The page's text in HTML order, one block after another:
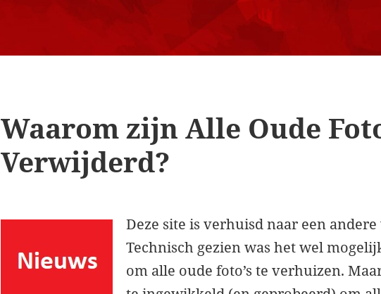
Waarom zijn Alle Oude
Verwijderd?
Deze site is verhuisd naar een
Technisch gezien was het wel
om alle oude foto’s te verhuizen.